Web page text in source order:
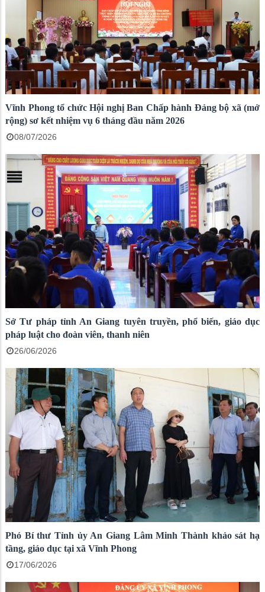
Vĩnh Phong tổ chức Hội nghị Ban Chấp hành Đảng bộ xã (mở
rộng) sơ kết nhiệm vụ 6 tháng đầu năm 2026
08/07/2026
Sở Tư pháp tỉnh An Giang tuyên truyền, phổ biến, giáo dục
pháp luật cho đoàn viên, thanh niên
26/06/2026
Phó Bí thư Tỉnh ủy An Giang Lâm Minh Thành khảo sát hạ
tầng, giáo dục tại xã Vĩnh Phong
17/06/2026